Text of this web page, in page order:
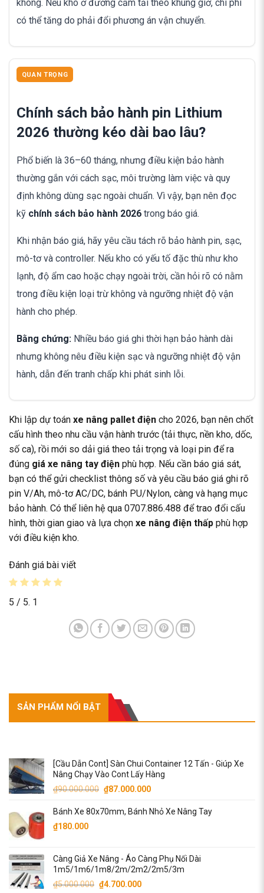
không. Nếu kho ở đường cấm tải theo khung giờ, chi phí
có thể tăng do phải đổi phương án vận chuyển.
QUAN TRỌNG
Chính sách bảo hành pin Lithium
2026 thường kéo dài bao lâu?
Phổ biến là 36–60 tháng, nhưng điều kiện bảo hành
thường gắn với cách sạc, môi trường làm việc và quy
định không dùng sạc ngoài chuẩn. Vì vậy, bạn nên đọc
kỹ chính sách bảo hành 2026 trong báo giá.
Khi nhận báo giá, hãy yêu cầu tách rõ bảo hành pin, sạc,
mô-tơ và controller. Nếu kho có yếu tố đặc thù như kho
lạnh, độ ẩm cao hoặc chạy ngoài trời, cần hỏi rõ có nằm
trong điều kiện loại trừ không và ngưỡng nhiệt độ vận
hành cho phép.
Bằng chứng: Nhiều báo giá ghi thời hạn bảo hành dài
nhưng không nêu điều kiện sạc và ngưỡng nhiệt độ vận
hành, dẫn đến tranh chấp khi phát sinh lỗi.
Khi lập dự toán xe nâng pallet điện cho 2026, bạn nên chốt
cấu hình theo nhu cầu vận hành trước (tải thực, nền kho, dốc,
số ca), rồi mới so dải giá theo tải trọng và loại pin để ra
đúng giá xe nâng tay điện phù hợp. Nếu cần báo giá sát,
bạn có thể gửi checklist thông số và yêu cầu báo giá ghi rõ
pin V/Ah, mô-tơ AC/DC, bánh PU/Nylon, càng và hạng mục
bảo hành. Có thể liên hệ qua 0707.886.488 để trao đổi cấu
hình, thời gian giao và lựa chọn xe nâng điện thấp phù hợp
với điều kiện kho.
Đánh giá bài viết
5 / 5. 1
SẢN PHẨM NỔI BẬT
[Cầu Dẫn Cont] Sàn Chui Container 12 Tấn - Giúp Xe
Nâng Chạy Vào Cont Lấy Hàng
₫90.000.000 Giá
là:
₫87.000.000Giá
tại
Bánh Xe 80x70mm, Bánh Nhỏ Xe Nâng Tay
₫180.000
Càng Giả Xe Nâng - Áo Càng Phụ Nối Dài
1m5/1m6/1m8/2m/2m2/2m5/3m
₫5.000.000 Giá
₫4.700.000Giá